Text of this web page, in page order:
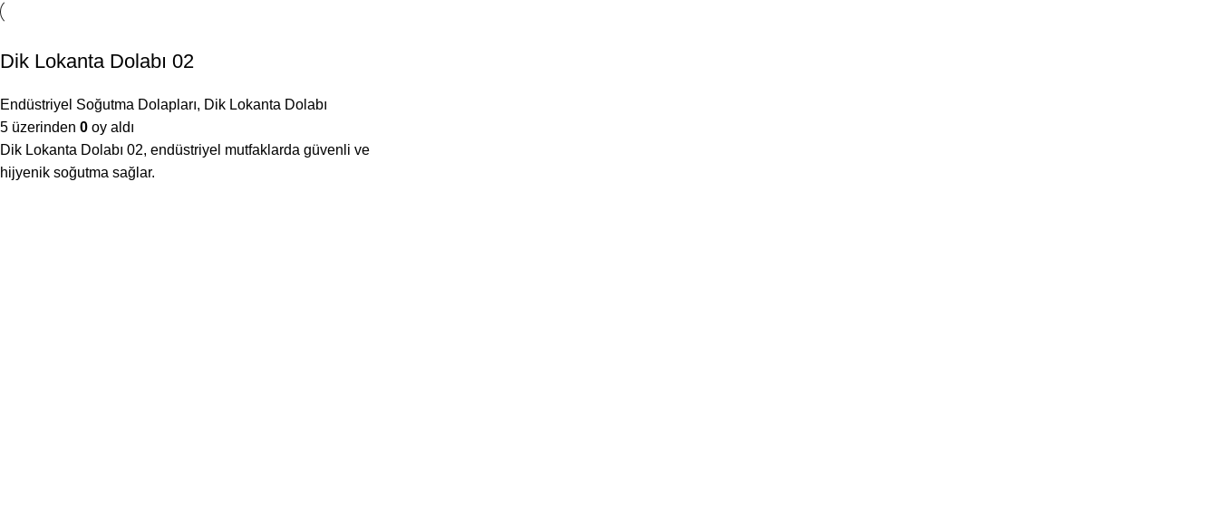
Dik Lokanta Dolabı 02
Endüstriyel Soğutma Dolapları, Dik Lokanta Dolabı
5 üzerinden 0 oy aldı
Dik Lokanta Dolabı 02, endüstriyel mutfaklarda güvenli ve
hijyenik soğutma sağlar.